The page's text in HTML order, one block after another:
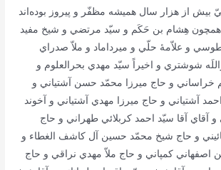
بيش‌ از هزار سال‌ هميشه‌ مظفّر و پيروز بوده‌اند
همچون‌ هِشام‌ بن‌ حَكَم‌ و سيّد مرتضي‌ و شيخ‌ مفيد
و علاّمۀ حلّي‌ و ميرداماد و ملاّ صدراي‌
شوشتري‌ و اخيراً سيّد مهدي‌ بحرالعلوم‌ و
خراساني‌ و حاج‌ ميرزا محمّد حسن‌ آشتياني‌ و
آشتياني‌ و حاج‌ ميرزا مهدي‌ آشتياني‌ و آخوند
آقاي‌ آقا سيّد احمد كربلائي‌ طهراني‌ و حاج‌
و حاج‌ شيخ‌ محمّد حسين‌ آل‌ كاشف‌ الغطاء و
كمپاني‌ و حاج‌ ملاّ مهدي‌ نراقي‌ و حاج‌